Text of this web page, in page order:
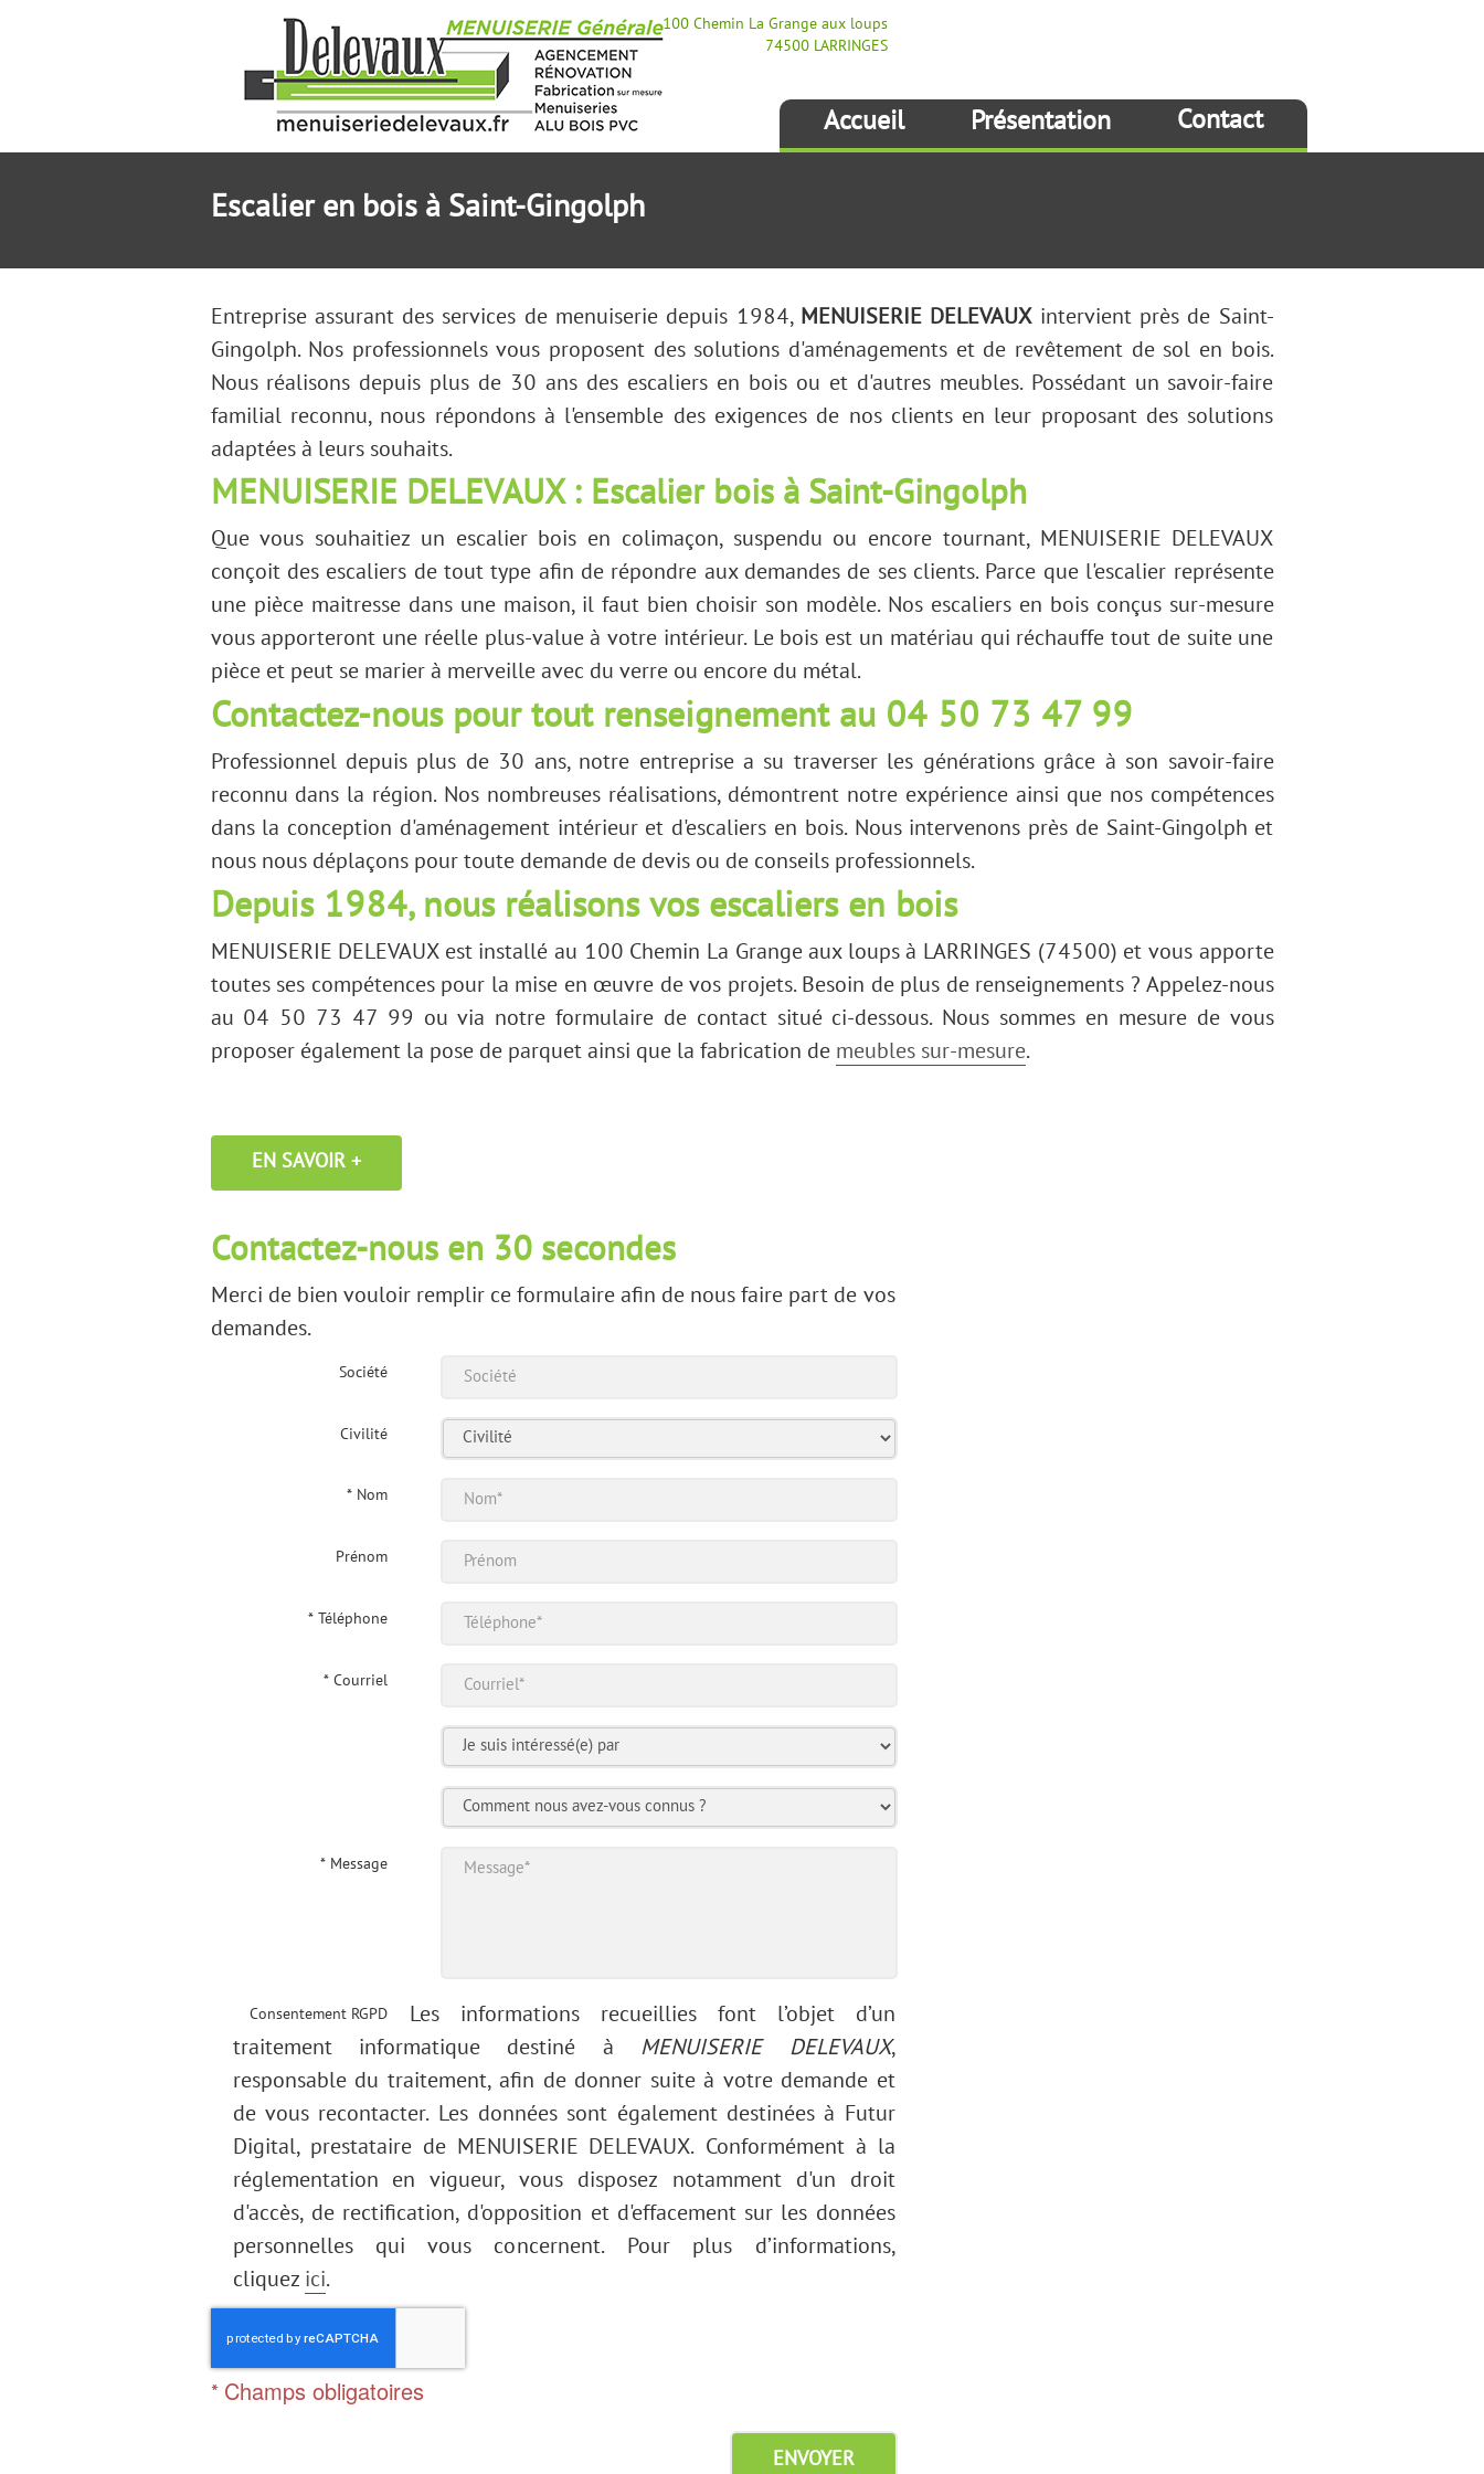
100 Chemin La Grange aux loups
74500 LARRINGES
Accueil Présentation Contact
Escalier en bois à Saint-Gingolph
Entreprise assurant des services de menuiserie depuis 1984, MENUISERIE DELEVAUXintervient près de Saint-
Gingolph. Nos professionnels vous proposent des solutions d'aménagements et de revêtement de sol en bois.
Nous réalisons depuis plus de 30 ans des escaliers en bois ou et d'autres meubles. Possédant un savoir-faire
familial reconnu, nous répondons à l'ensemble des exigences de nos clients en leur proposant des solutions
adaptées à leurs souhaits.
MENUISERIE DELEVAUX : Escalier bois à Saint-Gingolph
Que vous souhaitiez un escalier bois en colimaçon, suspendu ou encore tournant, MENUISERIE DELEVAUX
conçoit des escaliers de tout type afin de répondre aux demandes de ses clients. Parce que l'escalier représente
une pièce maitresse dans une maison, il faut bien choisir son modèle. Nos escaliers en bois conçus sur-mesure
vous apporteront une réelle plus-value à votre intérieur. Le bois est un matériau qui réchauffe tout de suite une
pièce et peut se marier à merveille avec du verre ou encore du métal.
Contactez-nous pour tout renseignement au 04 50 73 47 99
Professionnel depuis plus de 30 ans, notre entreprise a su traverser les générations grâce à son savoir-faire
reconnu dans la région. Nos nombreuses réalisations, démontrent notre expérience ainsi que nos compétences
dans la conception d'aménagement intérieur et d'escaliers en bois. Nous intervenons près de Saint-Gingolph et
nous nous déplaçons pour toute demande de devis ou de conseils professionnels.
Depuis 1984, nous réalisons vos escaliers en bois
MENUISERIE DELEVAUX est installé au 100 Chemin La Grange aux loups à LARRINGES (74500) et vous apporte
toutes ses compétences pour la mise en œuvre de vos projets. Besoin de plus de renseignements ? Appelez-nous
au 04 50 73 47 99 ou via notre formulaire de contact situé ci-dessous. Nous sommes en mesure de vous
proposer également la pose de parquet ainsi que la fabrication de meubles sur-mesure.
EN SAVOIR +
Contactez-nous en 30 secondes
Merci de bien vouloir remplir ce formulaire afin de nous faire part de vos
demandes.
Société
Civilité
* Nom
Prénom
* Téléphone
* Courriel
* Message
Consentement RGPD
Les informations recueillies font l’objet d’un
traitement informatique destiné à MENUISERIE DELEVAUX,
responsable du traitement, afin de donner suite à votre demande et
de vous recontacter. Les données sont également destinées à Futur
Digital, prestataire de MENUISERIE DELEVAUX. Conformément à la
réglementation en vigueur, vous disposez notamment d'un droit
d'accès, de rectification, d'opposition et d'effacement sur les données
personnelles qui vous concernent. Pour plus d’informations,
cliquez ici.
* Champs obligatoires